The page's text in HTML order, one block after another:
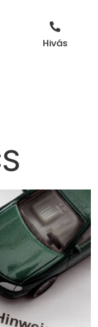
Hivás